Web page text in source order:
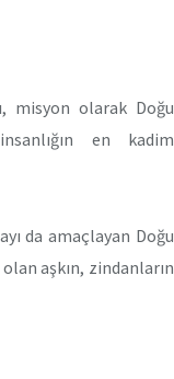
misyon olarak Doğu
en kadim
da amaçlayan Doğu
aşkın, zindanların